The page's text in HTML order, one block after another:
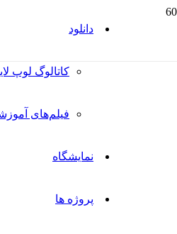
دانلود
کاتالوگ‌ لوپ
فیلم‌های
نمایشگاه
پروژه ها